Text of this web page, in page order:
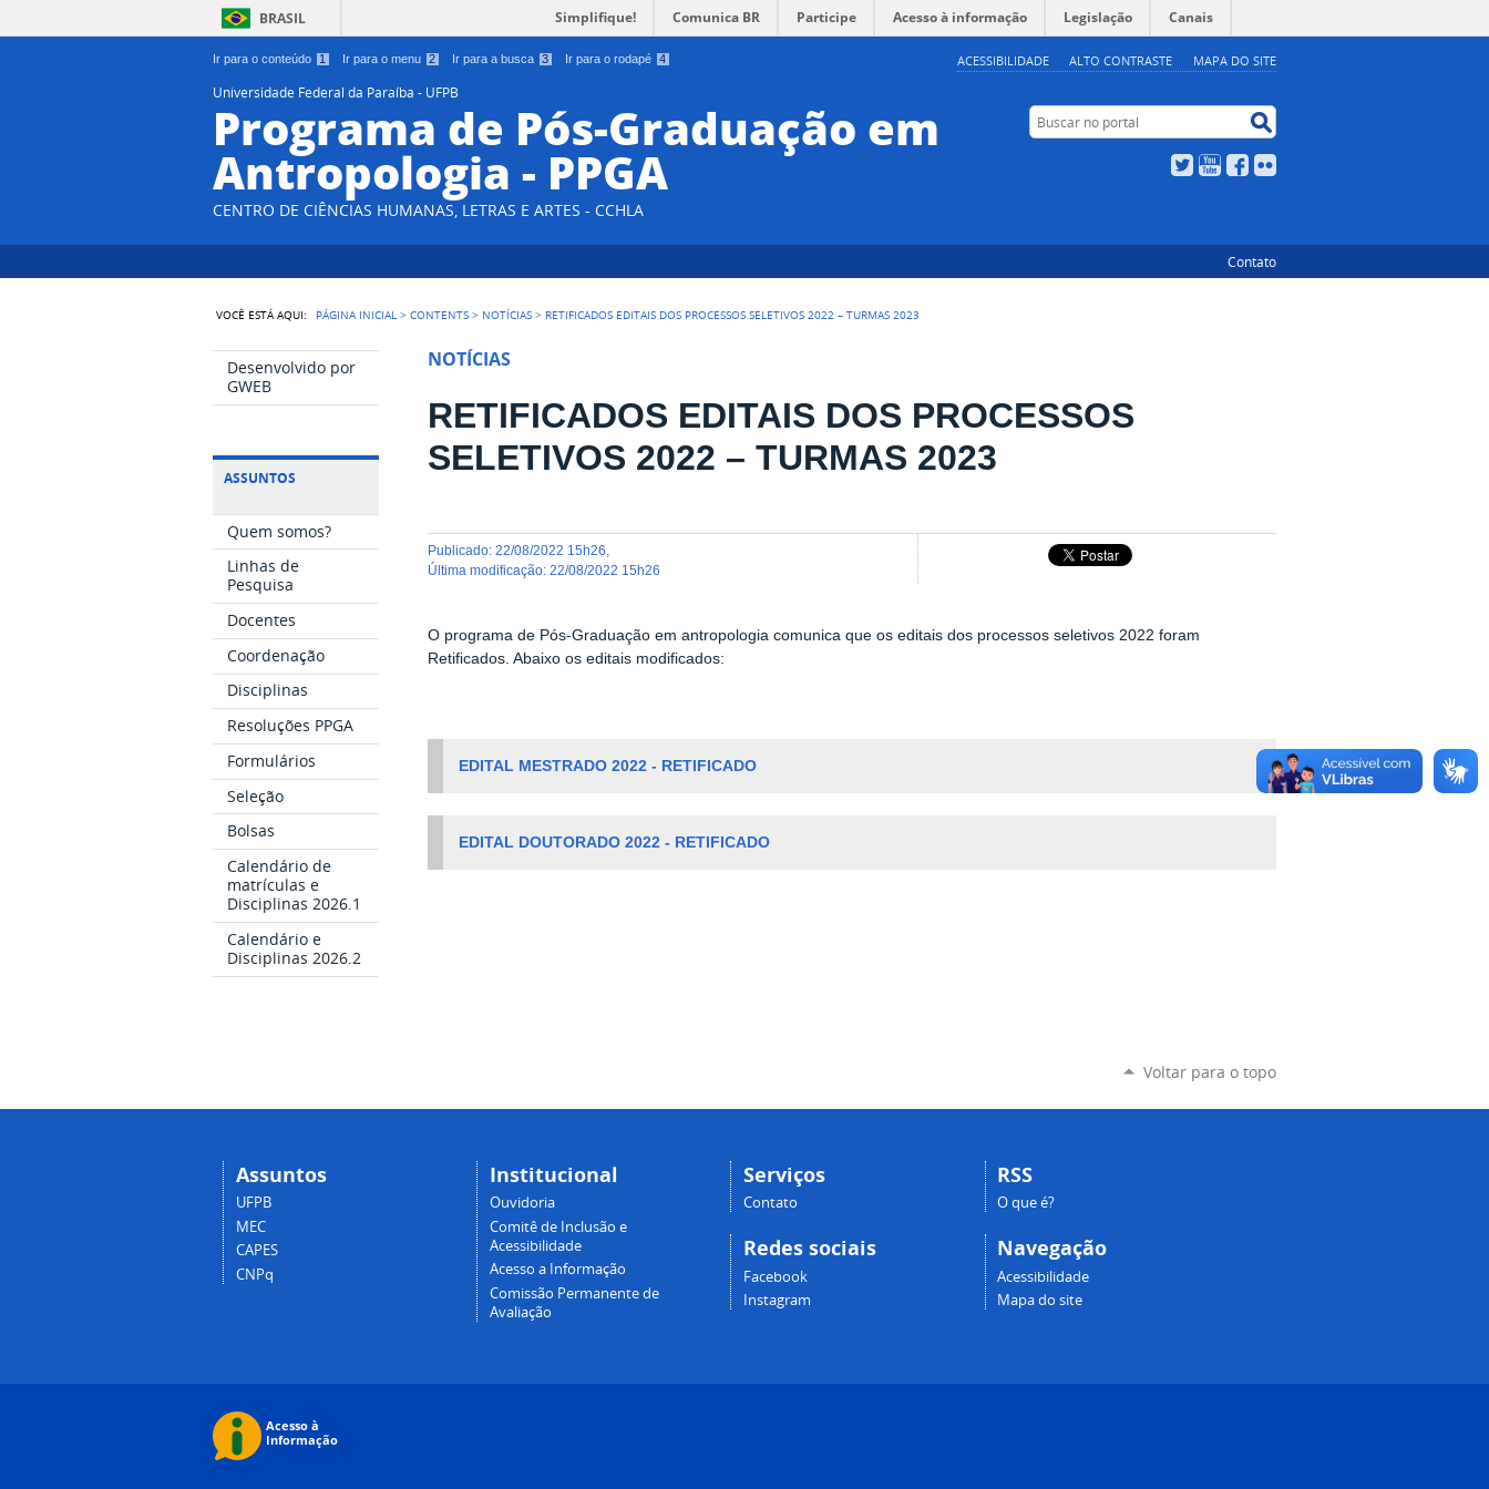
Ir para o conteúdo 1 Ir para o menu 2 Ir para a busca 3 Ir para o rodapé 4 ACESSIBILIDADE ALTO CONTRASTE MAPA DO SITE
BRASIL Simplifique! Comunica BR Participe Acesso à informação Legislação Canais
Universidade Federal da Paraíba - UFPB
Programa de Pós-Graduação em
Antropologia - PPGA
CENTRO DE CIÊNCIAS HUMANAS, LETRAS E ARTES - CCHLA
Buscar no portal
TwitterYouTubeFacebook
Contato
VOCÊ ESTÁ AQUI: PÁGINA INICIAL >CONTENTS > NOTÍCIAS > RETIFICADOS EDITAIS DOS PROCESSOS SELETIVOS 2022 – TURMAS 2023
Desenvolvido por
GWEB
ASSUNTOS
Quem somos?
Linhas de
Pesquisa
Docentes
Coordenação
Disciplinas
Resoluções PPGA
Formulários
Seleção
Bolsas
Calendário de
matrículas e
Disciplinas 2026.1
Calendário e
Disciplinas 2026.2
NOTÍCIAS
RETIFICADOS EDITAIS DOS PROCESSOS
SELETIVOS 2022 – TURMAS 2023
publicado:22/08/2022 15h26
última modificação:22/08/2022 15h26
O programa de Pós-Graduação em antropologia comunica que os editais dos processos seletivos 2022 foram
Retificados. Abaixo os editais modificados:
EDITAL MESTRADO 2022 - RETIFICADO
EDITAL DOUTORADO 2022 - RETIFICADO
Voltar para o topo
Assuntos
UFPB
MEC
CAPES
CNPq
Institucional
Ouvidoria
Comitê de Inclusão e
Acessibilidade
Acesso a Informação
Comissão Permanente de
Avaliação
Serviços
Contato
Redes sociais
Facebook
Instagram
RSS
O que é?
Navegação
Acessibilidade
Mapa do site